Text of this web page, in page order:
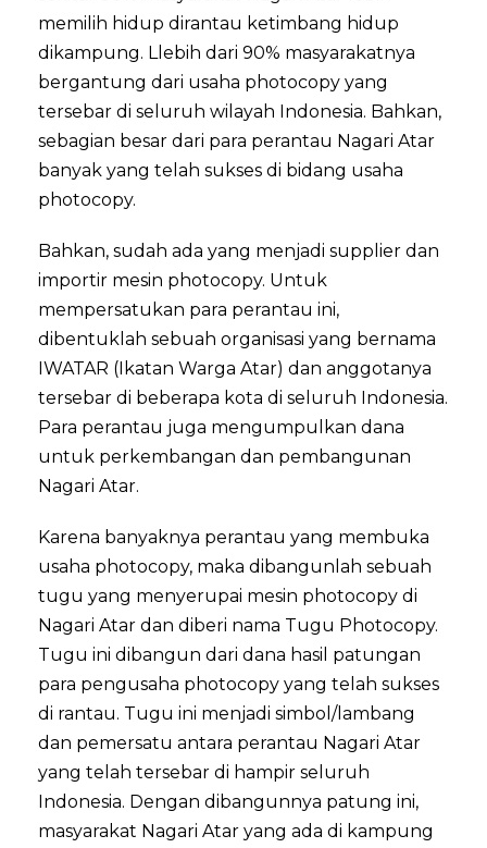
memilih hidup dirantau ketimbang hidup
dikampung. Llebih dari 90% masyarakatnya
bergantung dari usaha photocopy yang
tersebar di seluruh wilayah Indonesia. Bahkan,
sebagian besar dari para perantau Nagari Atar
banyak yang telah sukses di bidang usaha
photocopy.
Bahkan, sudah ada yang menjadi supplier dan
importir mesin photocopy. Untuk
mempersatukan para perantau ini,
dibentuklah sebuah organisasi yang bernama
IWATAR (Ikatan Warga Atar) dan anggotanya
tersebar di beberapa kota di seluruh Indonesia.
Para perantau juga mengumpulkan dana
untuk perkembangan dan pembangunan
Nagari Atar.
Karena banyaknya perantau yang membuka
usaha photocopy, maka dibangunlah sebuah
tugu yang menyerupai mesin photocopy di
Nagari Atar dan diberi nama Tugu Photocopy.
Tugu ini dibangun dari dana hasil patungan
para pengusaha photocopy yang telah sukses
di rantau. Tugu ini menjadi simbol/lambang
dan pemersatu antara perantau Nagari Atar
yang telah tersebar di hampir seluruh
Indonesia. Dengan dibangunnya patung ini,
masyarakat Nagari Atar yang ada di kampung